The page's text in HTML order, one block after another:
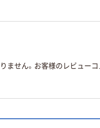
ません。お客様のレビューコ